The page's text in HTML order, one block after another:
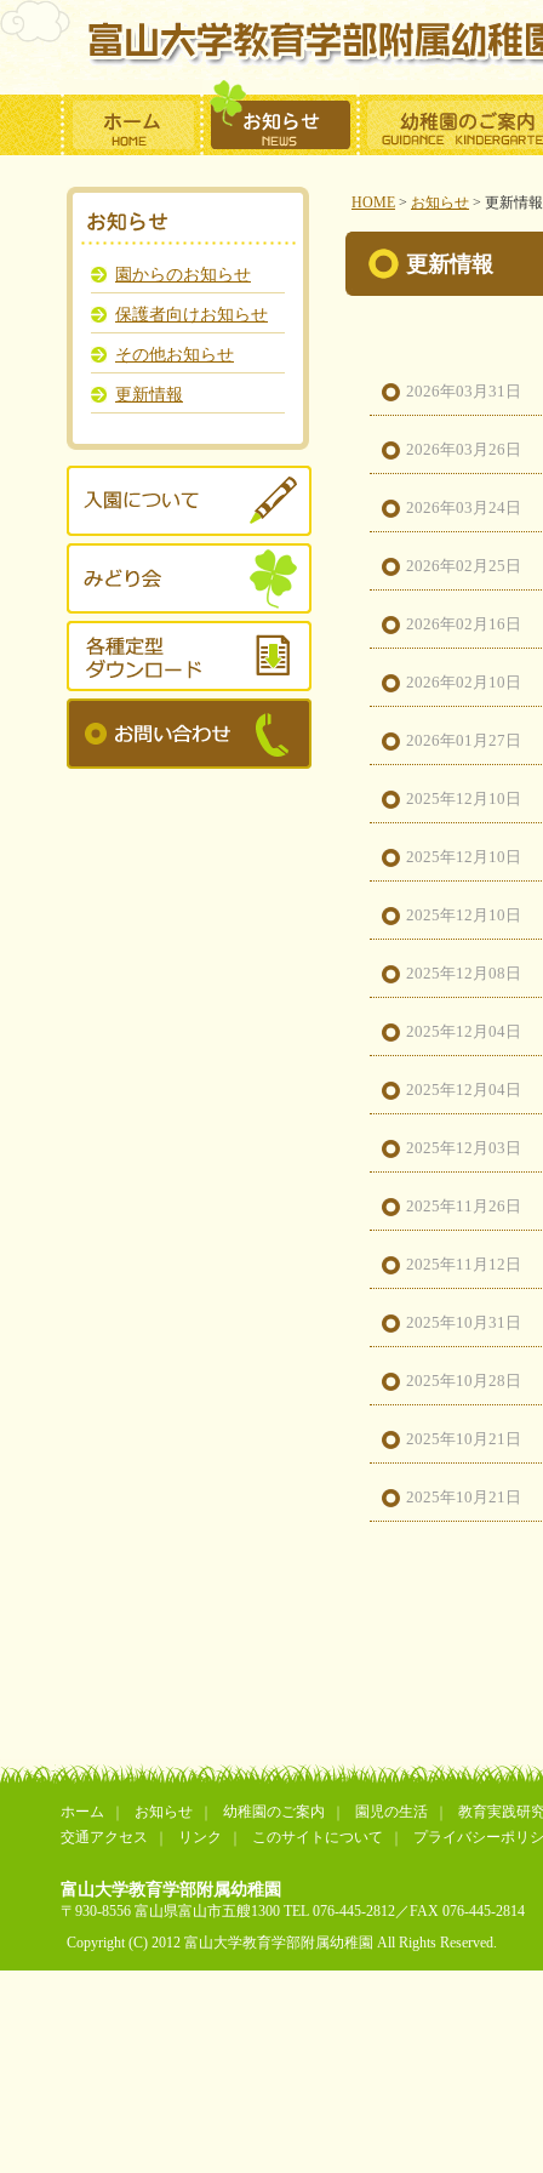
HOME > お知らせ > 更新情報
更新情報
2026年03月31日
2026年03月26日
2026年03月24日
2026年02月25日
2026年02月16日
2026年02月10日
2026年01月27日
2025年12月10日
2025年12月10日
2025年12月10日
2025年12月08日
2025年12月04日
2025年12月04日
2025年12月03日
2025年11月26日
2025年11月12日
2025年10月31日
2025年10月28日
2025年10月21日
2025年10月21日
園からのお知らせ
保護者向けお知らせ
その他お知らせ
更新情報
ホーム お知らせ 幼稚園のご案内 園児の生活
教育実践研
交通アクセス
リンク このサイトについて プライバシーポリ
富山大学教育学部附属幼稚園
〒930-8556 富山県富山市五艘1300 TEL 076-445-2812／FAX 076-445-2814
Copyright (C) 2012 富山大学教育学部附属幼稚園 All Rights Reserved.